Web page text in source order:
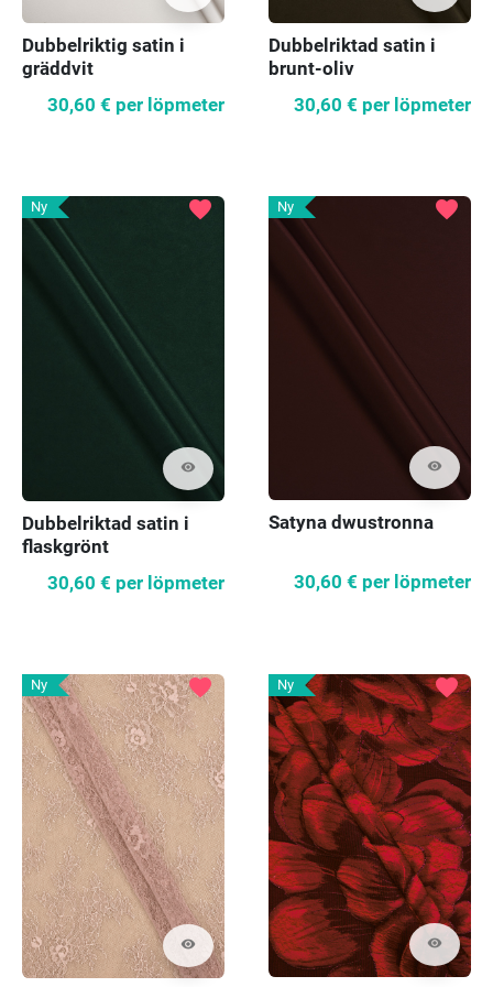
Dubbelriktig satin i
gräddvit
30,60 € per löpmeter
Dubbelriktad satin i
brunt-oliv
30,60 € per löpmeter
Ny
visibility
favorite
Dubbelriktad satin i
flaskgrönt
30,60 € per löpmeter
Ny
visibility
favorite
Satyna dwustronna
30,60 € per löpmeter
Ny
visibility
favorite Ny
visibility
favorite